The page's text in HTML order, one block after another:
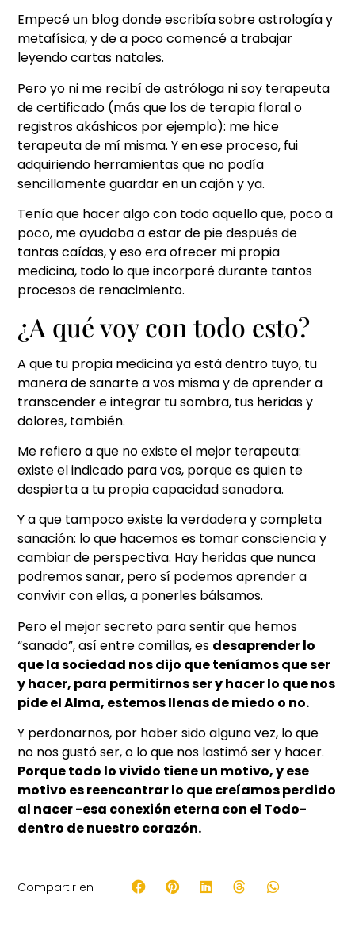
Empecé un blog donde escribía sobre astrología y
metafísica, y de a poco comencé a trabajar
leyendo cartas natales.
Pero yo ni me recibí de astróloga ni soy terapeuta
de certificado (más que los de terapia floral o
registros akáshicos por ejemplo): me hice
terapeuta de mí misma. Y en ese proceso, fui
adquiriendo herramientas que no podía
sencillamente guardar en un cajón y ya.
Tenía que hacer algo con todo aquello que, poco a
poco, me ayudaba a estar de pie después de
tantas caídas, y eso era ofrecer mi propia
medicina, todo lo que incorporé durante tantos
procesos de renacimiento.
¿A qué voy con todo esto?
A que tu propia medicina ya está dentro tuyo, tu
manera de sanarte a vos misma y de aprender a
transcender e integrar tu sombra, tus heridas y
dolores, también.
Me refiero a que no existe el mejor terapeuta:
existe el indicado para vos, porque es quien te
despierta a tu propia capacidad sanadora.
Y a que tampoco existe la verdadera y completa
sanación: lo que hacemos es tomar consciencia y
cambiar de perspectiva. Hay heridas que nunca
podremos sanar, pero sí podemos aprender a
convivir con ellas, a ponerles bálsamos.
Pero el mejor secreto para sentir que hemos
“sanado”, así entre comillas, es desaprender lo
que la sociedad nos dijo que teníamos que ser
y hacer, para permitirnos ser y hacer lo que nos
pide el Alma, estemos llenas de miedo o no.
Y perdonarnos, por haber sido alguna vez, lo que
no nos gustó ser, o lo que nos lastimó ser y hacer.
Porque todo lo vivido tiene un motivo, y ese
motivo es reencontrar lo que creíamos perdido
al nacer -esa conexión eterna con el Todo-
dentro de nuestro corazón.
Compartir en